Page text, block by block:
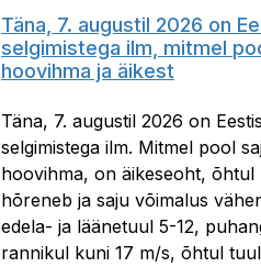
Täna, 7. augustil 2026 on
selgimistega ilm, mitmel
hoovihma ja äikest
Täna, 7. augustil 2026 on
selgimistega ilm. Mitmel pool
hoovihma, on äikeseoht, õhtul
hõreneb ja saju võimalus
edela- ja läänetuul 5-12,
rannikul kuni 17 m/s, õhtul